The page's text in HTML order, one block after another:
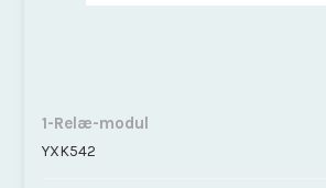
1-Relæ-modul
YXK542